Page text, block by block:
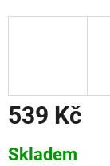
539 Kč
cena:
Skladem